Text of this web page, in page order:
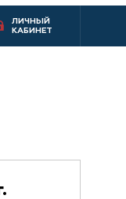
ЛИЧНЫЙ
КАБИНЕТ